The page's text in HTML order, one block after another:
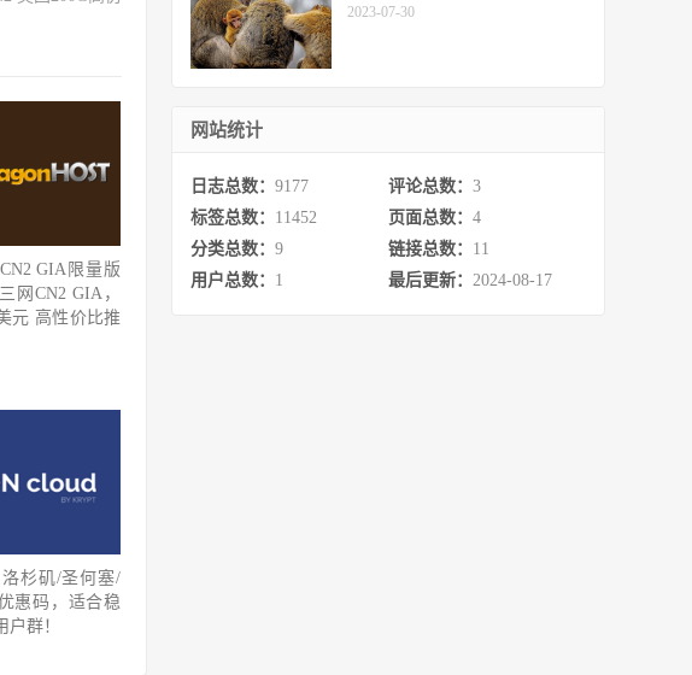
GIA限量版
网CN2 GIA，
元 高性价比推
洛杉矶/圣何塞/
惠码，适合稳
户群！
2023-07-30
网站统计
日志总数： 9177 评论总数： 3
标签总数： 11452 页面总数： 4
分类总数： 9 链接总数： 11
用户总数： 1 最后更新： 2024-08-17